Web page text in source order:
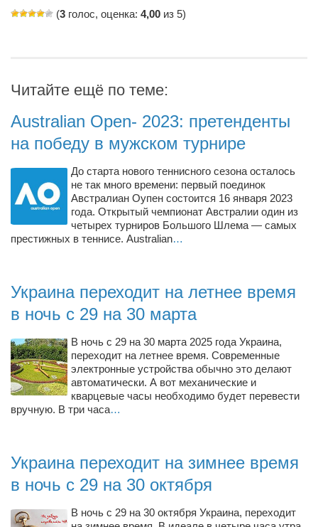
Музыканты
Звукорежиссёры
Alfom Studio
Guitarproduction Studio
Писатели
Поэты
Режиссёры
Художники
Анна Гидора
Леонтий Костур
Римма Миленкова
Ирина Проценко
Александр Садовский
Сергей Степанов
(3 голос, оценка: 4,00 из 5)
Читайте ещё по теме:
Australian Open- 2023: претенденты
на победу в мужском турнире
До старта нового теннисного сезона осталось
не так много времени: первый поединок
Австралиан Оупен состоится 16 января 2023
года. Открытый чемпионат Австралии один из
четырех турниров Большого Шлема — самых
престижных в теннисе. Australian…
Украина переходит на летнее время
в ночь с 29 на 30 марта
В ночь с 29 на 30 марта 2025 года Украина,
переходит на летнее время. Современные
электронные устройства обычно это делают
автоматически. А вот механические и
кварцевые часы необходимо будет перевести
вручную. В три часа…
Украина переходит на зимнее время
в ночь с 29 на 30 октября
В ночь с 29 на 30 октября Украина, переходит